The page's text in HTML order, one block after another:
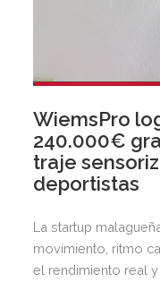
WiemsPro
240.000€
traje
deportistas
La startup
movimiento, ritmo
el rendimiento real